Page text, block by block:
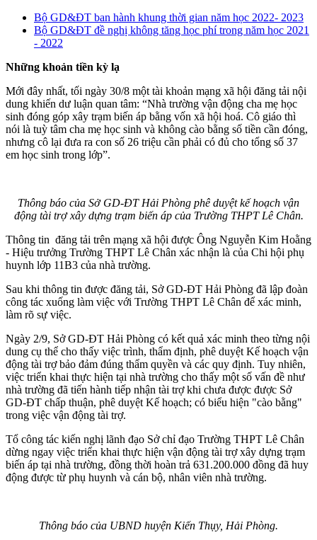
Bộ GD&ĐT ban hành khung thời gian năm học 2022- 2023
Bộ GD&ĐT đề nghị không tăng học phí trong năm học 2021
- 2022
Những khoản tiền kỳ lạ
Mới đây nhất, tối ngày 30/8 một tài khoản mạng xã hội đăng tải nội
dung khiến dư luận quan tâm: “Nhà trường vận động cha mẹ học
sinh đóng góp xây trạm biến áp bằng vốn xã hội hoá. Cô giáo thì
nói là tuỳ tâm cha mẹ học sinh và không cào bằng số tiền cần đóng,
nhưng cô lại đưa ra con số 26 triệu cần phải có đủ cho tổng số 37
em học sinh trong lớp”.
Thông báo của Sở GD-ĐT Hải Phòng phê duyệt kế hoạch vận
động tài trợ xây dựng trạm biến áp của Trường THPT Lê Chân.
Thông tin đăng tải trên mạng xã hội được Ông Nguyễn Kim Hoằng
- Hiệu trưởng Trường THPT Lê Chân xác nhận là của Chi hội phụ
huynh lớp 11B3 của nhà trường.
Sau khi thông tin được đăng tải, Sở GD-ĐT Hải Phòng đã lập đoàn
công tác xuống làm việc với Trường THPT Lê Chân để xác minh,
làm rõ sự việc.
Ngày 2/9, Sở GD-ĐT Hải Phòng có kết quả xác minh theo từng nội
dung cụ thể cho thấy việc trình, thẩm định, phê duyệt Kế hoạch vận
động tài trợ bảo đảm đúng thẩm quyền và các quy định. Tuy nhiên,
việc triển khai thực hiện tại nhà trường cho thấy một số vấn đề như
nhà trường đã tiến hành tiếp nhận tài trợ khi chưa được được Sở
GD-ĐT chấp thuận, phê duyệt Kế hoạch; có biểu hiện "cào bằng"
trong việc vận động tài trợ.
Tổ công tác kiến nghị lãnh đạo Sở chỉ đạo Trường THPT Lê Chân
dừng ngay việc triển khai thực hiện vận động tài trợ xây dựng trạm
biến áp tại nhà trường, đồng thời hoàn trả 631.200.000 đồng đã huy
động được từ phụ huynh và cán bộ, nhân viên nhà trường.
Thông báo của UBND huyện Kiến Thụy, Hải Phòng.